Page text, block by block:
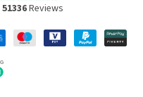
51336Reviews